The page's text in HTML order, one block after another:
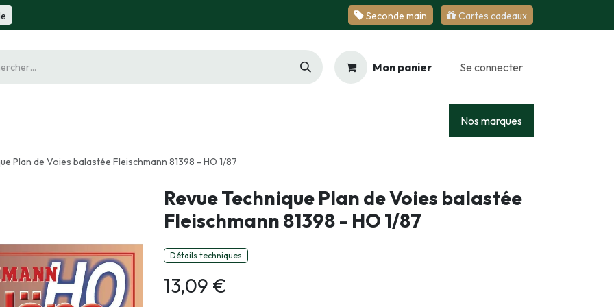
Se​​​​conde ​​​​m​​a​​in Cartes cadeaux
Mon panier Se connecter
Nos marques
Plan de Voies balastée Fleischmann 81398 - HO 1/87
Revue Technique Plan de Voies balastée
Fleischmann 81398 - HO 1/87
Détails techniques
13,09 €